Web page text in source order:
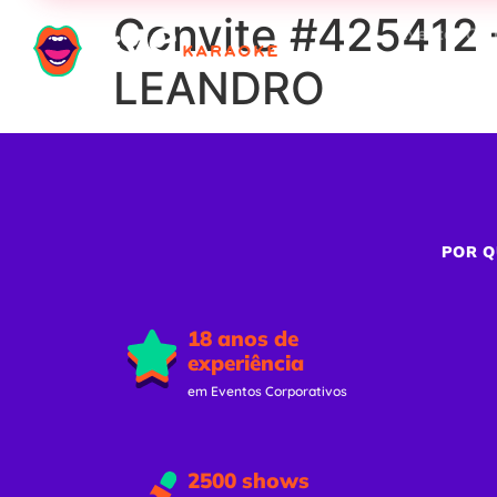
Eventos
Convite #425412
LEANDRO
POR
18 anos de
experiência
em Eventos Corporativos
2500 shows